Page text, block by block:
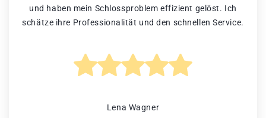
und haben mein Schlossproblem effizient gelöst. Ich
schätze ihre Professionalität und den schnellen Service.
Lena Wagner